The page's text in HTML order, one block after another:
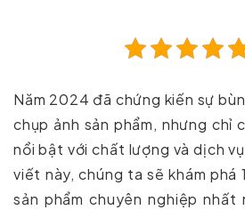
Năm 2024 đã chứng kiến sự
chụp ảnh sản phẩm, nhưng chỉ
nổi bật với chất lượng và dịch
viết này, chúng ta sẽ khám phá
sản phẩm chuyên nghiệp nhất